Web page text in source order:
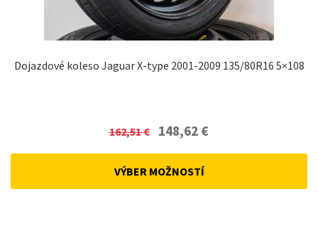
Dojazdové koleso Jaguar X-type 2001-2009 135/80R16 5×108
162,51€ Original
was:
148,62 €
VÝBER MOŽNOSTÍ